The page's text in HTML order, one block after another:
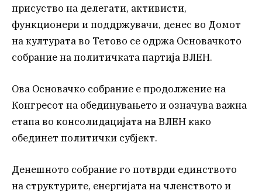
присуство на делегати, активисти,
функционери и поддржувачи, денес во Домот
на културата во Тетово се одржа Основачкото
собрание на политичката партија ВЛЕН.
Ова Основачко собрание е продолжение на
Конгресот на обединувањето и означува важна
етапа во консолидацијата на ВЛЕН како
обединет политички субјект.
Денешното собрание го потврди единството
на структурите, енергијата на членството и